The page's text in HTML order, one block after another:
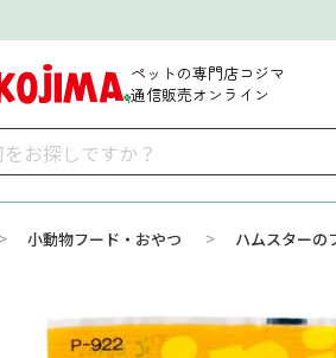
ペットの専門店コジマ
通信販売オンライン
> 小動物フード・おやつ > ハムスターの